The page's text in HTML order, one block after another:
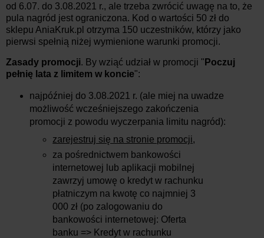
od 6.07. do 3.08.2021 r., ale trzeba zwrócić uwagę na to, że
pula nagród jest ograniczona. Kod o wartości 50 zł do
sklepu AniaKruk.pl otrzyma 150 uczestników, którzy jako
pierwsi spełnią niżej wymienione warunki promocji.
Zasady promocji. By wziąć udział w promocji " Poczuj
pełnię lata z limitem w koncie":
najpóźniej do 3.08.2021 r. (ale miej na uwadze
możliwość wcześniejszego zakończenia
promocji z powodu wyczerpania limitu nagród):
zarejestruj się na stronie promocji,
za pośrednictwem bankowości
internetowej lub aplikacji mobilnej
zawrzyj umowę o kredyt w rachunku
płatniczym na kwotę co najmniej 3
000 zł (po zalogowaniu do
bankowości internetowej: Oferta
banku => Kredyt w rachunku